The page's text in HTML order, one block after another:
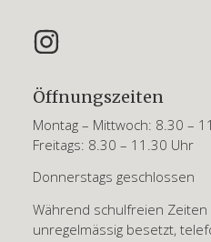
Öffnungszeiten
Montag – Mittwoch: 8.30 –
Freitags: 8.30 – 11.30 Uhr
Donnerstags geschlossen
Während schulfreien
unregelmässig besetzt,